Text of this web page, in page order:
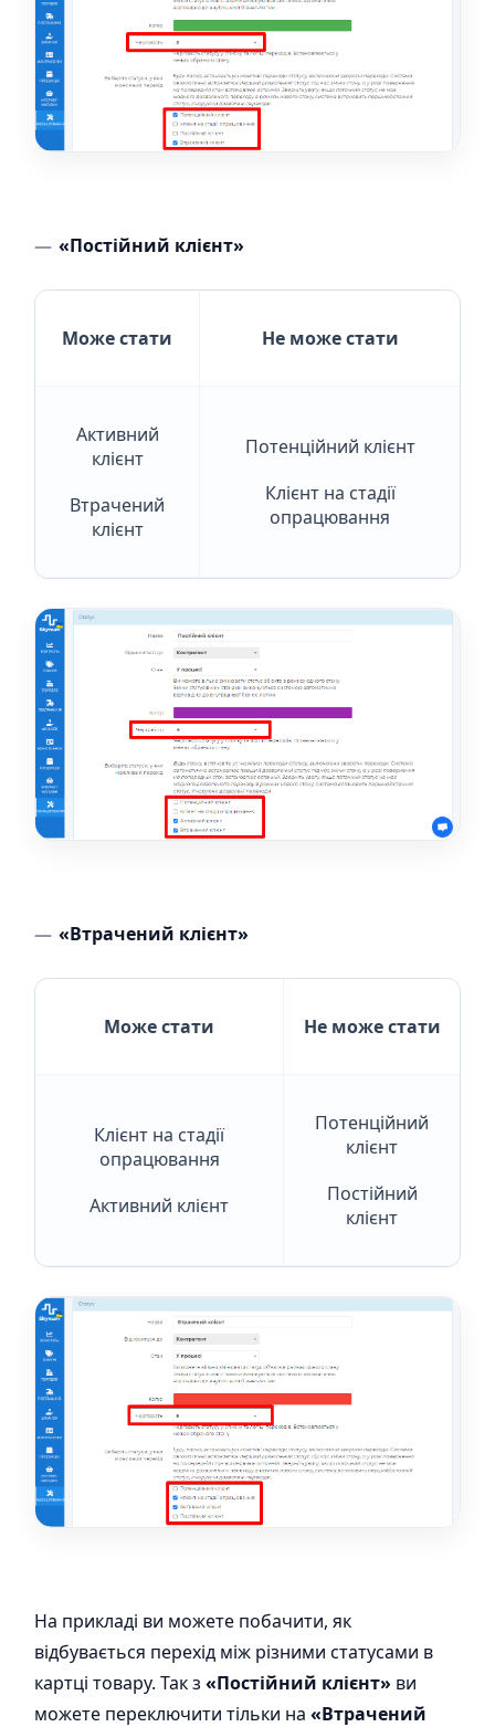
«Постійний клієнт»
Може стати Не може стати
Активний
клієнт
Втрачений
клієнт
Потенційний клієнт
Клієнт на стадії
опрацювання
«Втрачений клієнт»
Може стати Не може стати
Клієнт на стадії
опрацювання
Активний клієнт
Потенційний
клієнт
Постійний
клієнт
На прикладі ви можете побачити, як
відбувається перехід між різними статусами в
картці товару. Так з «Постійний клієнт» ви
можете переключити тільки на «Втрачений